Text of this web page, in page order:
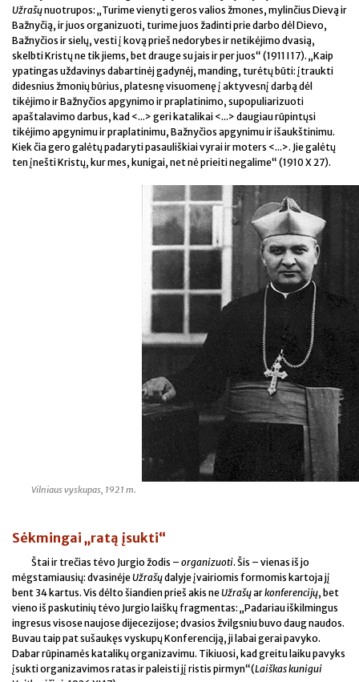
Užrašųnuotrupos: „Turime vienyti geros valios žmones, mylinčius Dievą ir
Bažnyčią, ir juos organizuoti, turime juos žadinti prie darbo dėl Dievo,
Bažnyčios ir sielų, vesti į kovą prieš nedorybes ir netikėjimo dvasią,
skelbti Kristų ne tik jiems, bet drauge su jais ir per juos“ (1911 I 17). „Kaip
ypatingas uždavinys dabartinėj gadynėj, manding, turėtų būti: įtraukti
didesnius žmonių būrius, platesnę visuomenę į aktyvesnį darbą dėl
tikėjimo ir Bažnyčios apgynimo ir praplatinimo, supopuliarizuoti
apaštalavimo darbus, kad <...> geri katalikai <...> daugiau rūpintųsi
tikėjimo apgynimu ir praplatinimu, Bažnyčios apgynimu ir išaukštinimu.
Kiek čia gero galėtų padaryti pasauliškiai vyrai ir moters <...>. Jie galėtų
ten įnešti Kristų, kur mes, kunigai, net nė prieiti negalime“ (1910 X 27).
Vilniaus vyskupas, 1921 m.
Sėkmingai „ratą įsukti“
Štai ir trečias tėvo Jurgio žodis – organizuoti. Šis – vienas iš jo
mėgstamiausių: dvasinėjeUžrašųdalyje įvairiomis formomis kartoja jį
bent 34 kartus. Vis dėlto šiandien prieš akis neUžrašųarkonferencijų, bet
vieno iš paskutinių tėvo Jurgio laiškų fragmentas: „Padariau iškilmingus
ingresus visose naujose dijecezijose; dvasios žvilgsniu buvo daug naudos.
Buvau taip pat sušaukęs vyskupų Konferenciją, ji labai gerai pavyko.
Dabar rūpinamės katalikų organizavimu. Tikiuosi, kad greitu laiku pavyks
įsukti organizavimos ratas ir paleisti jį ristis pirmyn“(Laiškas kunigui